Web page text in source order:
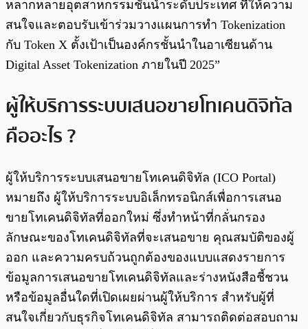
หลากหลายอุตสาหกรรมชั้นนำระดับประเทศ ที่ให้ความ
สนใจและตอบรับเข้าร่วมวางแผนการทำ Tokenization
กับ Token X ตั้งเป้าเป็นองค์กรชั้นนำในอาเซียนด้าน
Digital Asset Tokenization ภายในปี 2025”
ผู้ให้บริการระบบเสนอขายโทเคนดิจิทัล
คืออะไร ?
ผู้ให้บริการระบบเสนอขายโทเคนดิจิทัล (ICO Portal)
หมายถึง ผู้ให้บริการระบบอิเล็กทรอนิกส์เพื่อการเสนอ
ขายโทเคนดิจิทัลที่ออกใหม่ ซึ่งทําหน้าที่กลั่นกรอง
ลักษณะของโทเคนดิจิทัลที่จะเสนอขาย คุณสมบัติของผู้
ออก และความครบถ้วนถูกต้องของแบบแสดงรายการ
ข้อมูลการเสนอขายโทเคนดิจิทัลและร่างหนังสือชี้ชวน
หรือข้อมูลอื่นใดที่เปิดเผยผ่านผู้ให้บริการ สำหรับผู้ที่
สนใจเกี่ยวกับธุรกิจโทเคนดิจิทัล สามารถติดต่อสอบถาม